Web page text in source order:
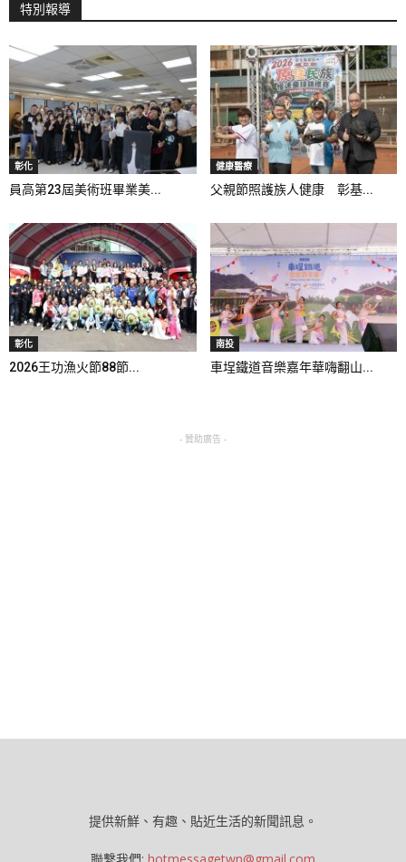
特別報導
彰化
員高第23屆美術班畢業美...
健康醫療
父親節照護族人健康 彰基...
彰化
2026王功漁火節88節...
南投
車埕鐵道音樂嘉年華嗨翻山...
- 贊助廣告 -
提供新鮮、有趣、貼近生活的新聞訊息。